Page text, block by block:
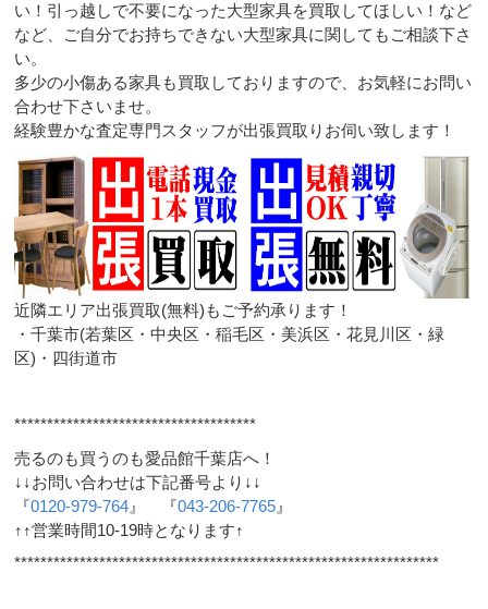
い！引っ越しで不要になった大型家具を買取してほしい！など
など、ご自分でお持ちできない大型家具に関してもご相談下さ
い。
多少の小傷ある家具も買取しておりますので、お気軽にお問い
合わせ下さいませ。
経験豊かな査定専門スタッフが出張買取りお伺い致します！
近隣エリア出張買取(無料)もご予約承ります！
・千葉市(若葉区・中央区・稲毛区・美浜区・花見川区・緑
区)・四街道市
*************************************
売るのも買うのも愛品館千葉店へ！
↓↓お問い合わせは下記番号より↓↓
『0120-979-764 』 『043-206-7765 』
↑↑営業時間10-19時となります↑
*****************************************************************